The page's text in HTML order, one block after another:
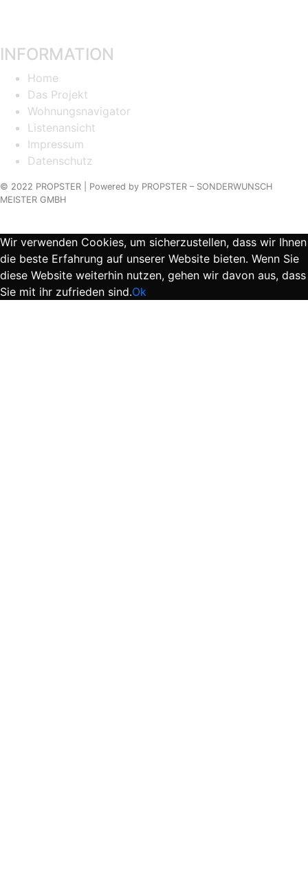
INFORMATION
Home
Das Projekt
Wohnungsnavigator
Listenansicht
Impressum
Datenschutz
© 2022 PROPSTER | Powered by PROPSTER – SONDERWUNSCH
MEISTER GMBH
Wir verwenden Cookies, um sicherzustellen, dass wir Ihnen
die beste Erfahrung auf unserer Website bieten. Wenn Sie
diese Website weiterhin nutzen, gehen wir davon aus, dass
Sie mit ihr zufrieden sind.Ok